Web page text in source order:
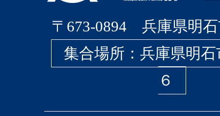
〒673-0894 兵庫県明石
集合場所：兵庫県明
６